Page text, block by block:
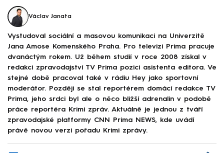
Václav Janata
Vystudoval sociální a masovou komunikaci na Univerzitě
Jana Amose Komenského Praha. Pro televizi Prima pracuje
dvanáctým rokem. Už během studií v roce 2008 získal v
redakci zpravodajství TV Prima pozici asistenta editora. Ve
stejné době pracoval také v rádiu Hey jako sportovní
moderátor. Později se stal reportérem domácí redakce TV
Prima, jeho srdci byl ale o něco bližší adrenalin v podobě
práce reportéra Krimi zpráv. Aktuálně je jednou z tváří
zpravodajské platformy CNN Prima NEWS, kde uvádí
právě novou verzi pořadu Krimi zprávy.